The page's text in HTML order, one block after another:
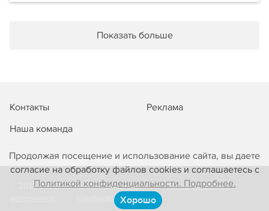
Продолжая посещение и использование сайта, вы даете
согласие на обработку файлов cookies и соглашаетесь с
Политикой конфиденциальности. Подробнее.
Хорошо
Показать больше
Контакты
Реклама
Наша команда
© 2013-2026 3D-принтеры сегодня!
Использование
Конфиденциальность